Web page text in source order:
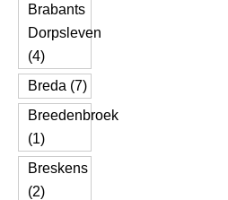
Brabants
Dorpsleven
(4)
Breda (7)
Breedenbroek
(1)
Breskens
(2)